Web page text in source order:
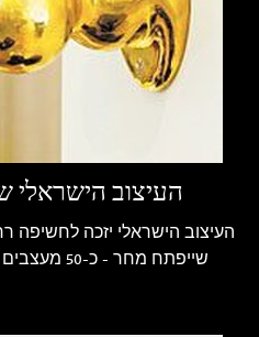
העיצוב הישראלי
העיצוב הישראלי יזכה לחשיפה
שייפתח